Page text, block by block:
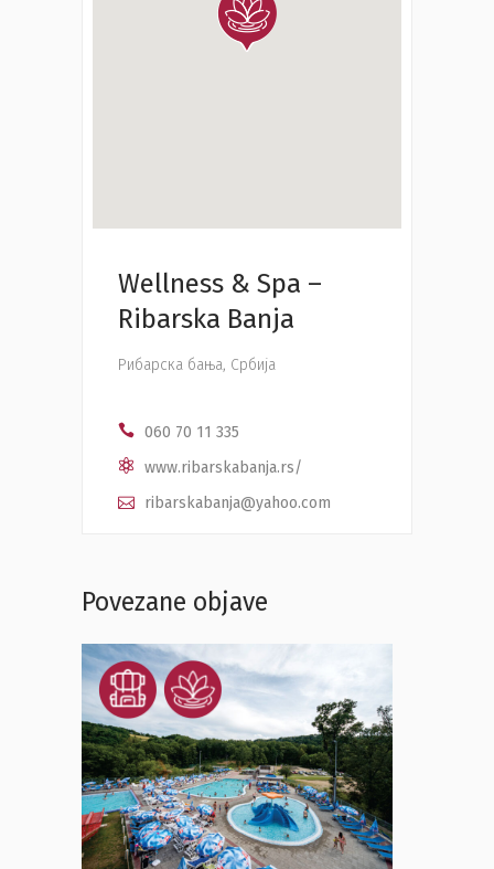
Wellness & Spa –
Ribarska Banja
Рибарска бања, Србија
060 70 11 335
www.ribarskabanja.rs/
ribarskabanja@yahoo.com
Povezane objave